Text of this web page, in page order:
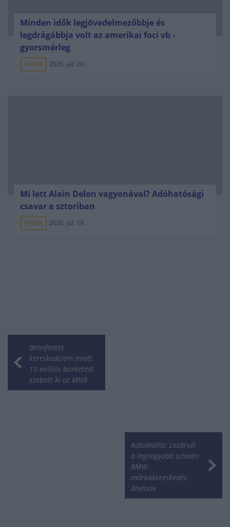
Minden idők legjövedelmezőbbje és
legdrágábbja volt az amerikai foci vb -
gyorsmérleg
HÍREK 2026. júl. 20.
Mi lett Alain Delon vagyonával? Adóhatósági
csavar a sztoriban
HÍREK 2026. júl. 19.
Bennfentes
kereskedelem miatt
15 milliós büntetést
szabott ki az MNB
AutoWallis: Lezárult
a legnagyobb szlovén
BMW
márkakereskedés
átvétele